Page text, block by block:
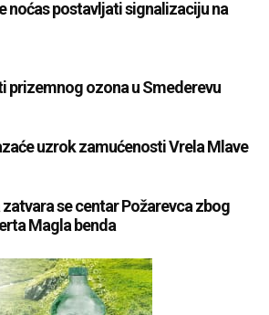
noćas postavljati signalizaciju na
prizemnog ozona u Smederevu
uzrok zamućenosti Vrela Mlave
se centar Požarevca zbog
Magla benda